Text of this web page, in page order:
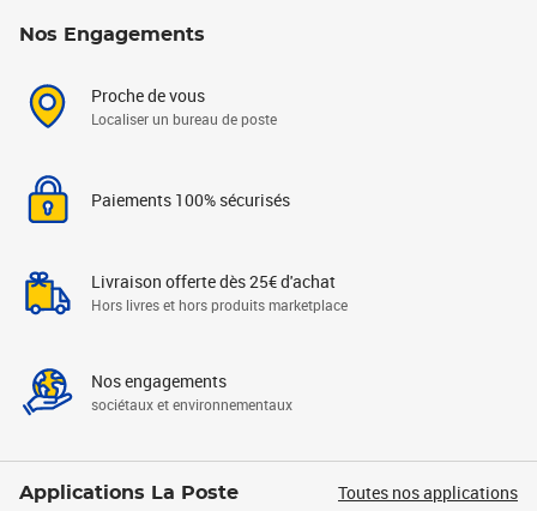
Nos Engagements
Proche de vous
Localiser un bureau de poste
Paiements 100% sécurisés
Livraison offerte dès 25€ d'achat
Hors livres et hors produits marketplace
Nos engagements
sociétaux et environnementaux
Applications La Poste Toutes nos applications